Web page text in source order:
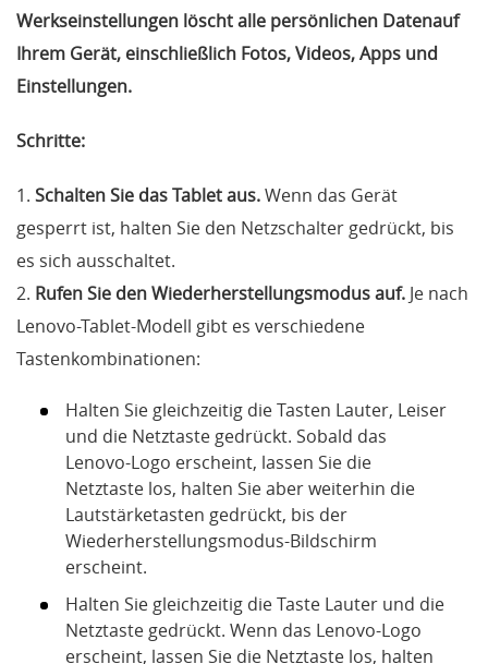
Werkseinstellungen löscht alle persönlichen Datenauf
Ihrem Gerät, einschließlich Fotos, Videos, Apps und
Einstellungen.
Schritte:
1. Schalten Sie das Tablet aus.Wenn das Gerät
gesperrt ist, halten Sie den Netzschalter gedrückt, bis
es sich ausschaltet.
2. Rufen Sie den Wiederherstellungsmodus auf. Je nach
Lenovo-Tablet-Modell gibt es verschiedene
Tastenkombinationen:
Halten Sie gleichzeitig die Tasten Lauter, Leiser
und die Netztaste gedrückt. Sobald das
Lenovo-Logo erscheint, lassen Sie die
Netztaste los, halten Sie aber weiterhin die
Lautstärketasten gedrückt, bis der
Wiederherstellungsmodus-Bildschirm
erscheint.
Halten Sie gleichzeitig die Taste Lauter und die
Netztaste gedrückt. Wenn das Lenovo-Logo
erscheint, lassen Sie die Netztaste los, halten